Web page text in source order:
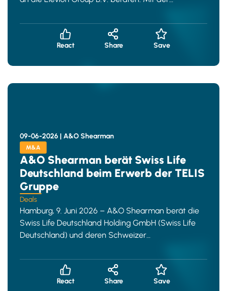
React Share Save
09-06-2026 | A&O Shearman
M&A
A&O Shearman berät Swiss Life
Deutschland beim Erwerb der TELIS
Gruppe
Deals
Hamburg, 9. Juni 2026 – A&O Shearman berät die
Swiss Life Deutschland Holding GmbH (Swiss Life
Deutschland) und deren Schweizer
React Share Save